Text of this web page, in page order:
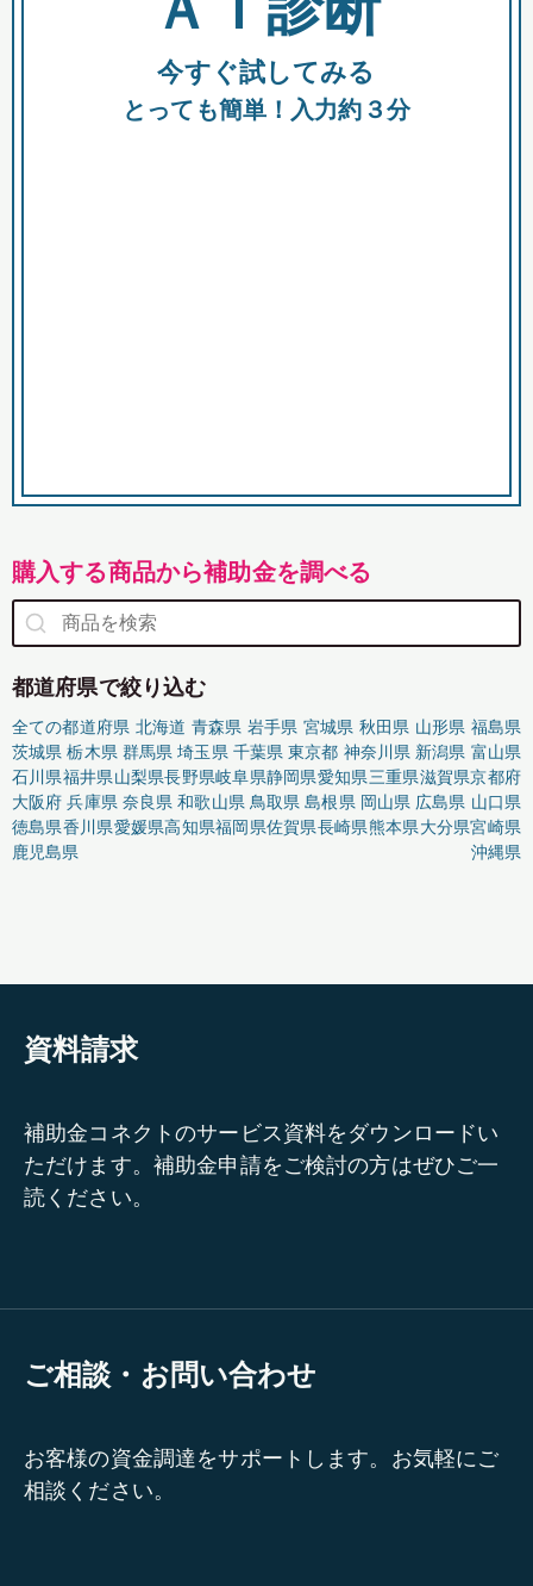
今すぐ試してみる
とっても簡単！入力約３分
購入する商品から補助金を調べる
都道府県で絞り込む
全ての都道府県 北海道 青森県 岩手県 宮城県 秋田県 山形県 福島県
茨城県 栃木県 群馬県 埼玉県 千葉県 東京都 神奈川県 新潟県 富山県
石川県福井県山梨県長野県岐阜県静岡県愛知県三重県滋賀県京都府
大阪府 兵庫県 奈良県 和歌山県 鳥取県 島根県 岡山県 広島県 山口県
徳島県香川県愛媛県高知県福岡県佐賀県長崎県熊本県大分県宮崎県
鹿児島県
沖縄県
資料請求
補助金コネクトのサービス資料をダウンロードい
ただけます。補助金申請をご検討の方はぜひご一
読ください。
ご相談・お問い合わせ
お客様の資金調達をサポートします。お気軽にご
相談ください。